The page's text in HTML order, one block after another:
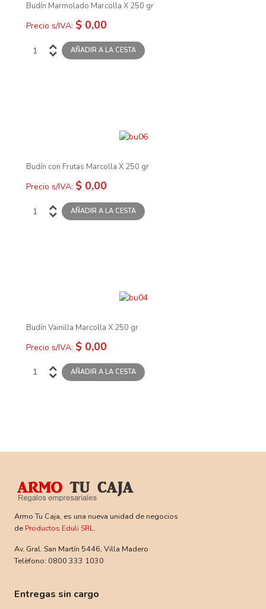
Budín Marmolado Marcolla X 250 gr
Precio s/IVA: $ 0,00
Budín con Frutas Marcolla X 250 gr
Precio s/IVA: $ 0,00
Budín Vainilla Marcolla X 250 gr
Precio s/IVA: $ 0,00
Armo Tu Caja, es una nueva unidad de negocios
de Productos Eduli SRL.
Av. Gral. San Martín 5446, Villa Madero
Telèfono: 0800 333 1030
Entregas sin cargo